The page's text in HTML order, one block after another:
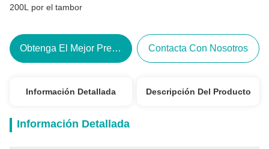
200L por el tambor
Obtenga El Mejor Precio Contacta Con Nosotros
Información Detallada Descripción Del Producto
Información Detallada